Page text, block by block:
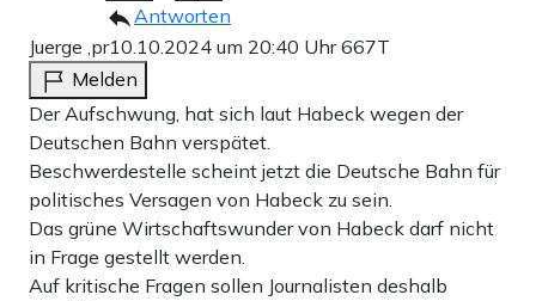
Antworten
Juerge ,pr10.10.2024 um 20:40 Uhr667T
Melden
Der Aufschwung, hat sich laut Habeck wegen der
Deutschen Bahn verspätet.
Beschwerdestelle scheint jetzt die Deutsche Bahn für
politisches Versagen von Habeck zu sein.
Das grüne Wirtschaftswunder von Habeck darf nicht
in Frage gestellt werden.
Auf kritische Fragen sollen Journalisten deshalb